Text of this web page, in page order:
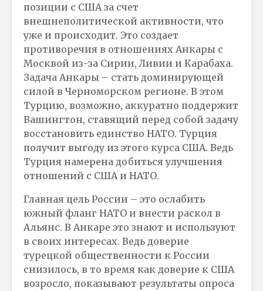
позиции с США за счет
внешнеполитической активности, что
уже и происходит. Это создает
противоречия в отношениях Анкары с
Москвой из-за Сирии, Ливии и Карабаха.
Задача Анкары – стать доминирующей
силой в Черноморском регионе. В этом
Турцию, возможно, аккуратно поддержит
Вашингтон, ставящий перед собой задачу
восстановить единство НАТО. Турция
получит выгоду из этого курса США. Ведь
Турция намерена добиться улучшения
отношений с США и НАТО.
Главная цель России – это ослабить
южный фланг НАТО и внести раскол в
Альянс. В Анкаре это знают и используют
в своих интересах. Ведь доверие
турецкой общественности к России
снизилось, в то время как доверие к США
возросло, показывают результаты опроса